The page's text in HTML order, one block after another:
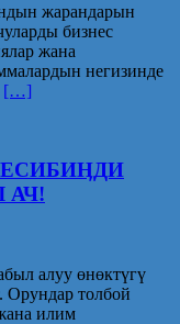
жарандарын
бизнес
жана
негизинде
[…]
АЧ!
алуу өнөктүгү
Орундар толбой
илим